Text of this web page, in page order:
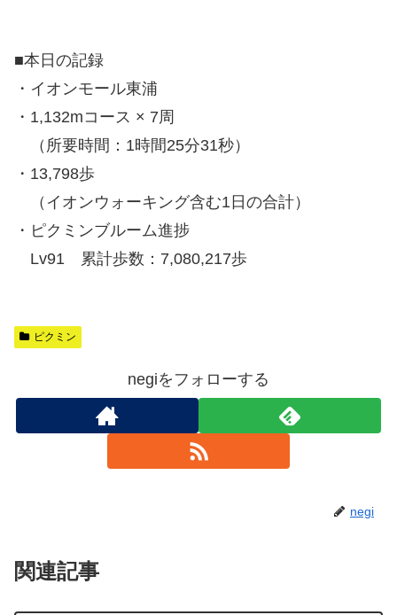
■本日の記録
・イオンモール東浦
・1,132mコース × 7周
（所要時間：1時間25分31秒）
・13,798歩
（イオンウォーキング含む1日の合計）
・ピクミンブルーム進捗
Lv91 累計歩数：7,080,217歩
ピクミン
negiをフォローする
negi
関連記事